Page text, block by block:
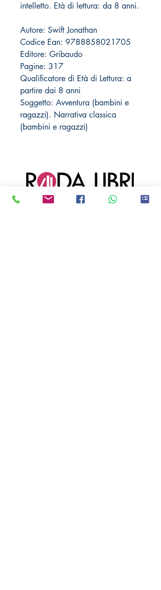
intelletto. Età di lettura: da 8 anni.
Autore: Swift Jonathan
Codice Ean: 9788858021705
Editore: Gribaudo
Pagine: 317
Qualificatore di Età di Lettura: a
partire dai 8 anni
Soggetto: Avventura (bambini e
ragazzi). Narrativa classica
(bambini e ragazzi)
Ci trovi anche qui!